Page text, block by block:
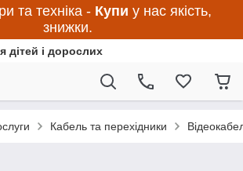
та техніка - Купи у нас якість,
знижки.
дітей і дорослих
Кабель та перехідники